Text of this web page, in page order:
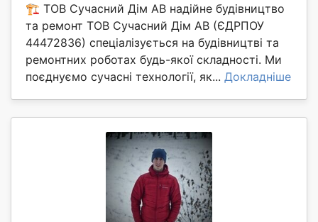
🏗️ ТОВ Сучасний Дім АВ надійне будівництво
та ремонт ТОВ Сучасний Дім АВ (ЄДРПОУ
44472836) спеціалізується на будівництві та
ремонтних роботах будь-якої складності. Ми
поєднуємо сучасні технології, як... Докладніше